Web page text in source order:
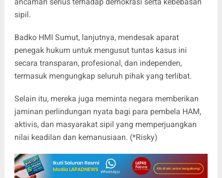
sipil.
Badko HMI Sumut, lanjutnya, mendesak aparat
penegak hukum untuk mengusut tuntas kasus ini
secara transparan, profesional, dan independen,
termasuk mengungkap seluruh pihak yang terlibat.
Selain itu, mereka juga meminta negara memberikan
jaminan perlindungan nyata bagi para pembela HAM,
aktivis, dan masyarakat sipil yang memperjuangkan
nilai keadilan dan kemanusiaan. (*Risky)